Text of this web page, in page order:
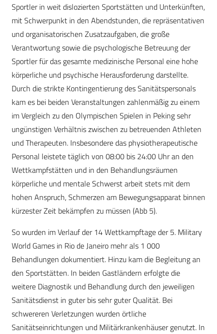
Sportler in weit dislozierten Sportstätten und Unterkünften,
mit Schwerpunkt in den Abendstunden, die repräsentativen
und organisatorischen Zusatzaufgaben, die große
Verantwortung sowie die psychologische Betreuung der
Sportler für das gesamte medizinische Personal eine hohe
körperliche und psychische Herausforderung darstellte.
Durch die strikte Kontingentierung des Sanitätspersonals
kam es bei beiden Veranstaltungen zahlenmäßig zu einem
im Vergleich zu den Olympischen Spielen in Peking sehr
ungünstigen Verhältnis zwischen zu betreuenden Athleten
und Therapeuten. Insbesondere das physiotherapeutische
Personal leistete täglich von 08:00 bis 24:00 Uhr an den
Wettkampfstätten und in den Behandlungsräumen
körperliche und mentale Schwerst arbeit stets mit dem
hohen Anspruch, Schmerzen am Bewegungsapparat binnen
kürzester Zeit bekämpfen zu müssen (Abb 5).
So wurden im Verlauf der 14 Wettkampftage der 5. Military
World Games in Rio de Janeiro mehr als 1 000
Behandlungen dokumentiert. Hinzu kam die Begleitung an
den Sportstätten. In beiden Gastländern erfolgte die
weitere Diagnostik und Behandlung durch den jeweiligen
Sanitätsdienst in guter bis sehr guter Qualität. Bei
schwereren Verletzungen wurden örtliche
Sanitätseinrichtungen und Militärkrankenhäuser genutzt. In